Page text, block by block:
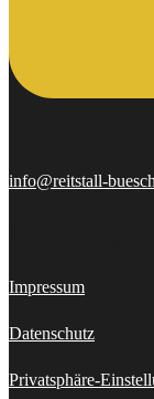
info@reitstall-
Impressum
Datenschutz
Privatsphäre-